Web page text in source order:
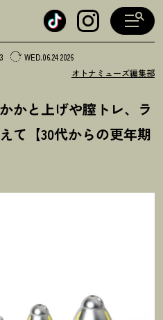
WED.06.24 2026
オトナミューズ編集部
かかと上げや膣トレ、ラ
て【30代からの更年期